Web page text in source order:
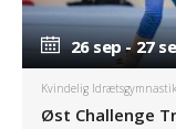
26 sep - 27
26 sep - 27
Kvindelig Idrætsgymnastik
Øst Challenge